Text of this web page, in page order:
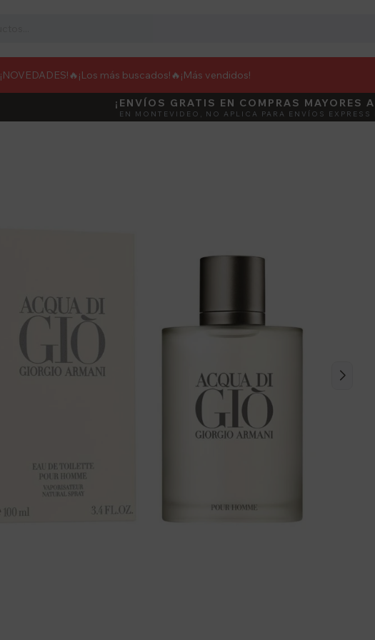
¡NOVEDADES! 🔥¡Los más buscados!🔥 ¡Más vendidos!
DEBUT
¡ENVÍOS GRATIS EN COMPRAS MAYORES
EN MONTEVIDEO, NO APLICA PARA ENVÍOS EXPRESS